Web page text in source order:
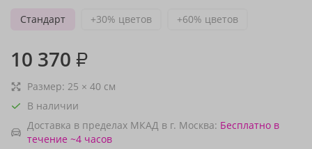
Стандарт
+30% цветов +60% цветов
10 370 ₽
Размер: 25 × 40 см
В наличии
Доставка в пределах МКАД в г. Москва: Бесплатно в
течение ~4 часов